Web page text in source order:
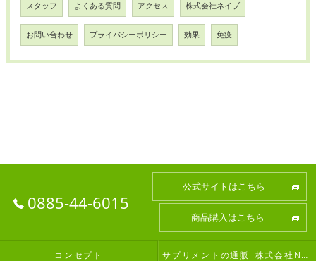
スタッフ よくある質問 アクセス 株式会社ネイブ
お問い合わせ プライバシーポリシー 効果 免疫
0885-44-6015
公式サイトはこちら
商品購入はこちら
コンセプト サプリメントの通販･株式会社Nabの口コミ情報